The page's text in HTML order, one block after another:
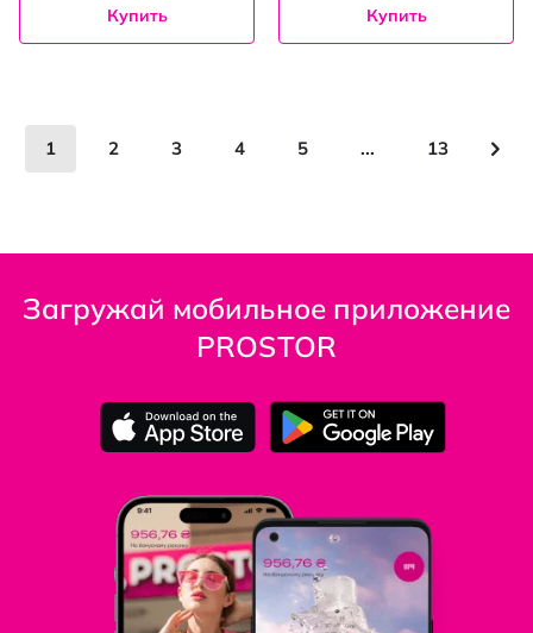
Купить Купить
You're currently reading page
1 Страница
2 Страница
3 Страница
4 Страница
5 ... Страница
13
Загружай мобильное приложение
PROSTOR